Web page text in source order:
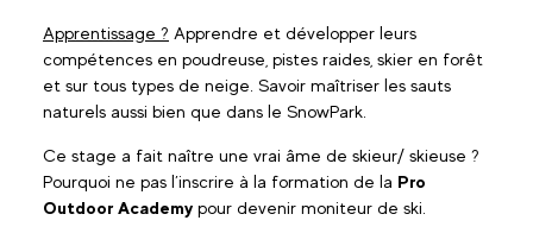
Apprentissage ? Apprendre et développer leurs
compétences en poudreuse, pistes raides, skier en forêt
et sur tous types de neige. Savoir maîtriser les sauts
naturels aussi bien que dans le SnowPark.
Ce stage a fait naître une vrai âme de skieur/ skieuse ?
Pourquoi ne pas l’inscrire à la formation de la Pro
Outdoor Academy pour devenir moniteur de ski.